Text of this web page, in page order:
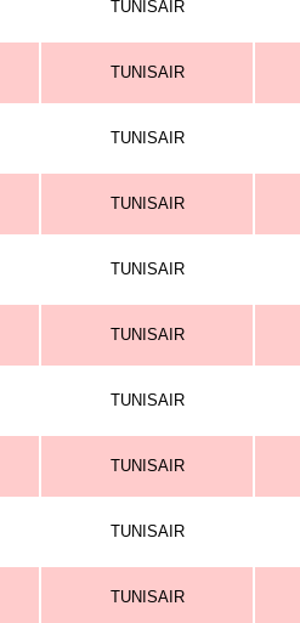
TUNISAIR
TUNISAIR
TUNISAIR
TUNISAIR
TUNISAIR
TUNISAIR
TUNISAIR
TUNISAIR
TUNISAIR
TUNISAIR